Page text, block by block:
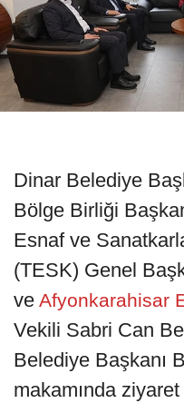
Dinar Belediye
Bölge Birliği
Esnaf ve
(TESK) Genel
ve Afyonkarahisar
Vekili Sabri Can
Belediye Başkanı
makamında